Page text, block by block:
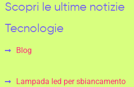
Scopri le ultime notizie
Tecnologie
Blog
Lampada led per sbiancamento